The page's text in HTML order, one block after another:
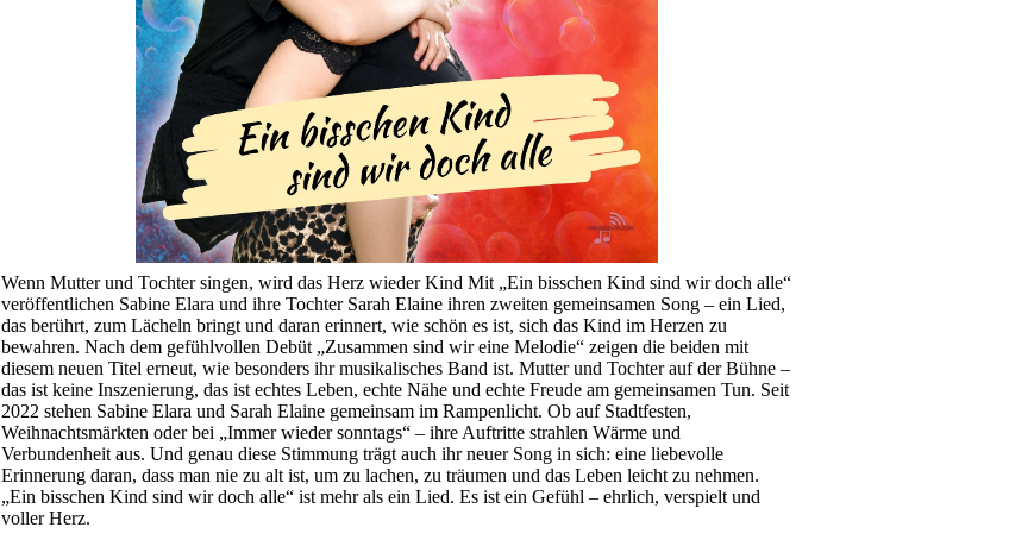
Wenn Mutter und Tochter singen, wird das Herz wieder Kind Mit „Ein bisschen Kind sind wir doch alle“
veröffentlichen Sabine Elara und ihre Tochter Sarah Elaine ihren zweiten gemeinsamen Song – ein Lied,
das berührt, zum Lächeln bringt und daran erinnert, wie schön es ist, sich das Kind im Herzen zu
bewahren. Nach dem gefühlvollen Debüt „Zusammen sind wir eine Melodie“ zeigen die beiden mit
diesem neuen Titel erneut, wie besonders ihr musikalisches Band ist. Mutter und Tochter auf der Bühne –
das ist keine Inszenierung, das ist echtes Leben, echte Nähe und echte Freude am gemeinsamen Tun. Seit
2022 stehen Sabine Elara und Sarah Elaine gemeinsam im Rampenlicht. Ob auf Stadtfesten,
Weihnachtsmärkten oder bei „Immer wieder sonntags“ – ihre Auftritte strahlen Wärme und
Verbundenheit aus. Und genau diese Stimmung trägt auch ihr neuer Song in sich: eine liebevolle
Erinnerung daran, dass man nie zu alt ist, um zu lachen, zu träumen und das Leben leicht zu nehmen.
„Ein bisschen Kind sind wir doch alle“ ist mehr als ein Lied. Es ist ein Gefühl – ehrlich, verspielt und
voller Herz.